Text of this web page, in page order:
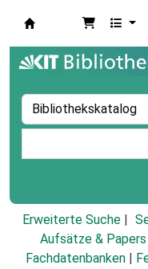
Erweiterte Suche
Aufsätze & Papers
Fachdatenbanken